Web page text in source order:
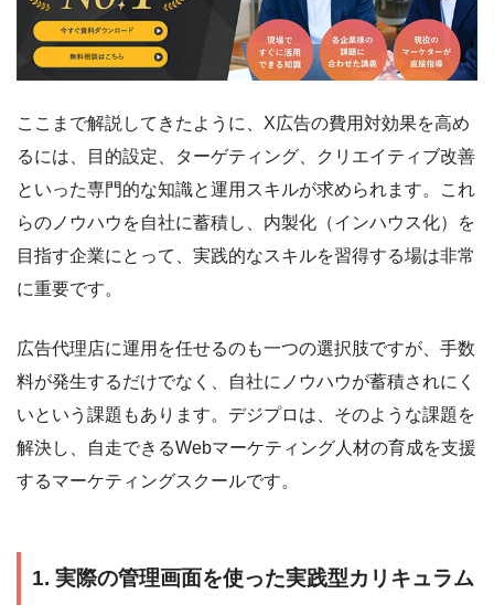
ここまで解説してきたように、X広告の費用対効果を高め
るには、目的設定、ターゲティング、クリエイティブ改善
といった専門的な知識と運用スキルが求められます。これ
らのノウハウを自社に蓄積し、内製化（インハウス化）を
目指す企業にとって、実践的なスキルを習得する場は非常
に重要です。
広告代理店に運用を任せるのも一つの選択肢ですが、手数
料が発生するだけでなく、自社にノウハウが蓄積されにく
いという課題もあります。デジプロは、そのような課題を
解決し、自走できるWebマーケティング人材の育成を支援
するマーケティングスクールです。
1. 実際の管理画面を使った実践型カリキュラム